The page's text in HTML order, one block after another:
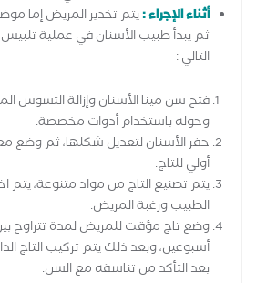
أثناء الإجراء :يتم تخدير المريض إما
ثم يبدأ طبيب الأسنان في عملية تلبيس
التالي :
فتح سن مينا الأسنان وإزالة التسوس
وحوله باستخدام أدوات مخصصة.
حفر الأسنان لتعديل شكلها، ثم وضع
أولي للتاج.
يتم تصنيع التاج من مواد متنوعة، يتم
الطبيب ورغبة المريض.
وضع تاج مؤقت للمريض لمدة تتراوح
أسبوعين، وبعد ذلك يتم تركيب التاج
بعد التأكد من تناسقه مع السن.